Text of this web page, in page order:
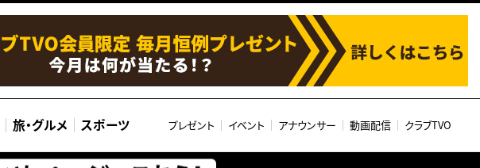
旅・グルメ スポーツ プレゼント イベント アナウンサー 動画配信 クラブTVO